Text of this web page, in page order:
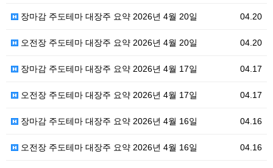
04.20
장마감 주도테마 대장주 요약 2026년 4월 20일
04.20
오전장 주도테마 대장주 요약 2026년 4월 20일
04.17
장마감 주도테마 대장주 요약 2026년 4월 17일
04.17
오전장 주도테마 대장주 요약 2026년 4월 17일
04.16
장마감 주도테마 대장주 요약 2026년 4월 16일
04.16
오전장 주도테마 대장주 요약 2026년 4월 16일